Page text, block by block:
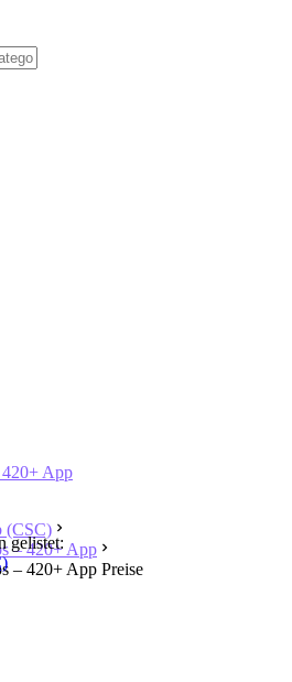
420+ App
(CSC)
– 420+ App
– 420+ App Preise
gelistet: